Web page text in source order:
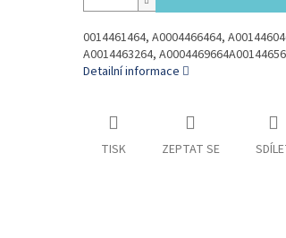
0014461464, A0004466464,
A0014463264,
Detailní informace
TISK ZEPTAT SE